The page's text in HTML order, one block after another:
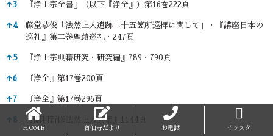
↑3 『浄土宗全書』（以下『浄全』）第16巻222頁
↑4
藤堂恭俊「法然上人遺跡二十五箇所巡拝に関して」・『講座日本の
巡礼』第二巻聖蹟巡礼・247頁
↑5 『浄土宗典籍研究・研究編』789・790頁
↑6 『浄全』第17巻200頁
↑ 7 『浄全』第17巻296頁
↑ 8 『昭和新修法然上人全集』1144頁
HOME 普仙寺だより お電話 インスタ